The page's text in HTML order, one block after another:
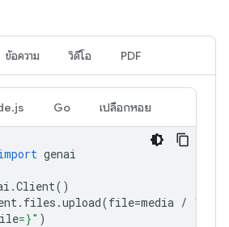
ข้อความ วิดีโอ PDF
Go เปลือกหอย
genai
.Client()
. files .upload(file=media /
=}" )